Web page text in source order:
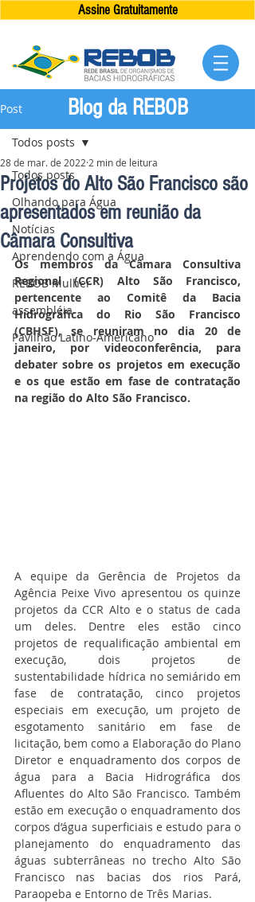
Assine Gratuitamente
Post
Todos posts
Olhando para Água
Notícias
Aprendendo com a Água
REBOB Mulher
assembléia
Pavilhão Latino-Americano
Todos posts
Projetos do Alto São Francisco são
apresentados em reunião da
Câmara Consultiva
28 de mar. de 2022 2 min de leitura
Os membros da Câmara Consultiva
Regional (CCR) Alto São Francisco,
pertencente ao Comitê da Bacia
Hidrográfica do Rio São Francisco
(CBHSF), se reuniram no dia 20 de
janeiro, por videoconferência, para
debater sobre os projetos em execução
e os que estão em fase de contratação
na região do Alto São Francisco.
A equipe da Gerência de Projetos da
Agência Peixe Vivo apresentou os quinze
projetos da CCR Alto e o status de cada
um deles. Dentre eles estão cinco
projetos de requalificação ambiental em
execução, dois projetos de
sustentabilidade hídrica no semiárido em
fase de contratação, cinco projetos
especiais em execução, um projeto de
esgotamento sanitário em fase de
licitação, bem como a Elaboração do Plano
Diretor e enquadramento dos corpos de
água para a Bacia Hidrográfica dos
Afluentes do Alto São Francisco. Também
estão em execução o enquadramento dos
corpos d’água superficiais e estudo para o
planejamento do enquadramento das
águas subterrâneas no trecho Alto São
Francisco nas bacias dos rios Pará,
Paraopeba e Entorno de Três Marias.
Blog da REBOB